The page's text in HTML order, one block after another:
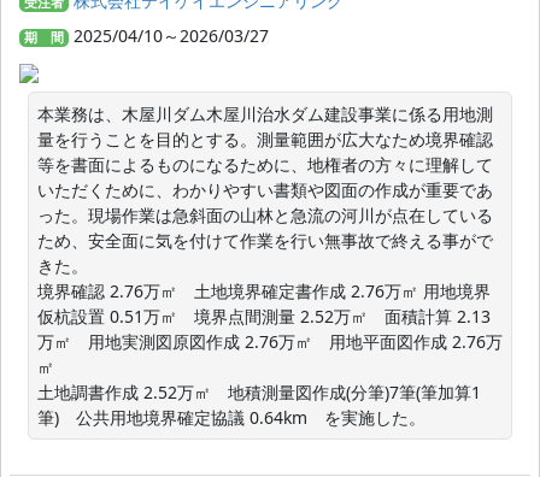
期 間 2025/04/10～2026/03/27
本業務は、木屋川ダム木屋川治水ダム建設事業に係る用地測
量を行うことを目的とする。測量範囲が広大なため境界確認
等を書面によるものになるために、地権者の方々に理解して
いただくために、わかりやすい書類や図面の作成が重要であ
った。現場作業は急斜面の山林と急流の河川が点在している
ため、安全面に気を付けて作業を行い無事故で終える事がで
きた。
境界確認 2.76万㎡　土地境界確定書作成 2.76万㎡ 用地境界
仮杭設置 0.51万㎡　境界点間測量 2.52万㎡　面積計算 2.13
万㎡　用地実測図原図作成 2.76万㎡　用地平面図作成 2.76万
㎡
土地調書作成 2.52万㎡　地積測量図作成(分筆)7筆(筆加算1
筆)　公共用地境界確定協議 0.64km　を実施した。